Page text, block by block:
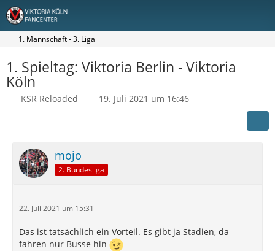
1. Mannschaft - 3. Liga
1. Spieltag: Viktoria Berlin - Viktoria
Köln
KSR Reloaded 19. Juli 2021 um 16:46
mojo
2. Bundesliga
22. Juli 2021 um 15:31
Das ist tatsächlich ein Vorteil. Es gibt ja Stadien, da
fahren nur Busse hin